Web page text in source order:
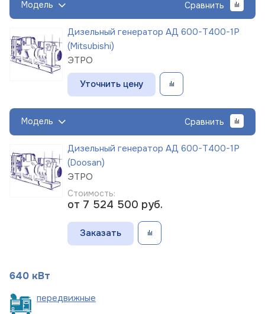
Модель Сравнить
Дизельный генератор АД 600-Т400-1Р
(Mitsubishi)
ЭТРО
Уточнить цену
Модель Сравнить
Дизельный генератор АД 600-Т400-1Р
(Doosan)
ЭТРО
Стоимость:
от 7 524 500 руб.
Заказать
640 кВт
передвижные